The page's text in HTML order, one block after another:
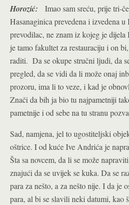
Horozić: Imao sam sreću, prije tri-
Hasanaginica prevedena i izvedena
prevodilac, ne znam iz kojeg je
je tamo fakultet za restauraciju i on
raditi. Da se okupe stručni ljudi, da
pregled, da se vidi da li može onaj
prozoru, ima li to veze, i kad je
Znači da bih ja bio tu najpametniji
pametnije i od sebe na tu stranu
Sad, namjena, jel to ugostiteljski
oštrice. I od kuće Ive Andrića je
Šta sa novcem, da li se može
znajući da se uvijek se kuka. Da se
para za nešto, a za nešto nije. I da je
para, al bi se slavili neki datumi, kao